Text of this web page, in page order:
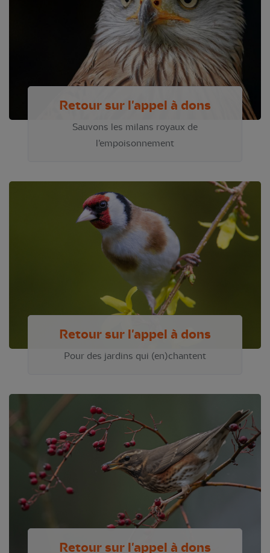
Retour sur l'appel à dons
Sauvons les milans royaux de
l’empoisonnement
Retour sur l'appel à dons
Pour des jardins qui (en)chantent
Retour sur l'appel à dons